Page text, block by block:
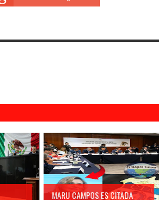
MARU CAMPOS ES CITADA